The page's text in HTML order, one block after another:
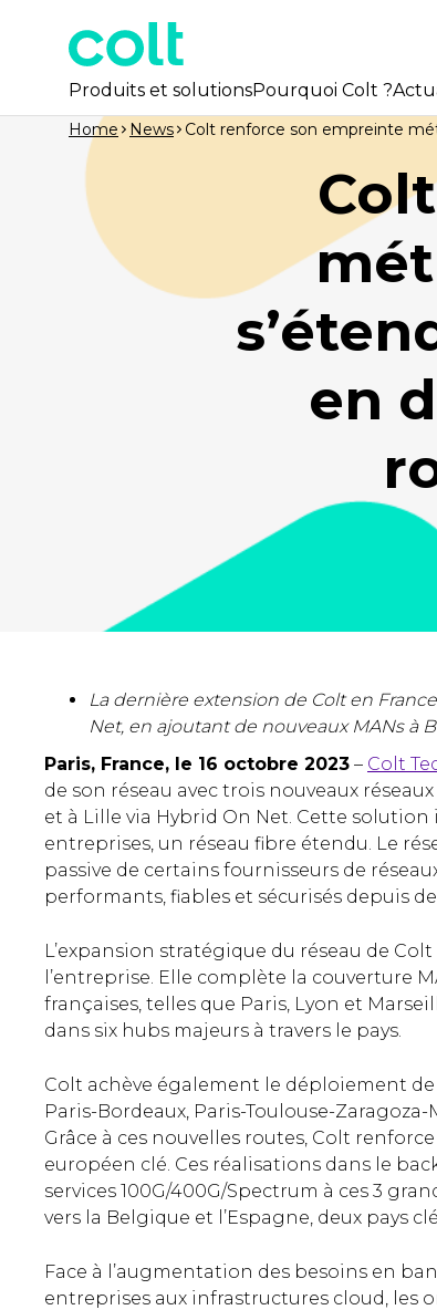
Produits et solutionsPourquoi Colt ?
en
Home News Colt renforce son empreinte
La dernière extension de Colt en
Net, en ajoutant de nouveaux MANs à
Paris, France, le 16 octobre 2023 – Colt
de son réseau avec trois nouveaux
et à Lille via Hybrid On Net. Cette
entreprises, un réseau fibre étendu. Le
passive de certains fournisseurs de
performants, fiables et sécurisés depuis
L’expansion stratégique du réseau de
l’entreprise. Elle complète la couverture
françaises, telles que Paris, Lyon et
dans six hubs majeurs à travers le pays.
Colt achève également le déploiement
Paris-Bordeaux, Paris-Toulouse-
Grâce à ces nouvelles routes, Colt
européen clé. Ces réalisations dans le
services 100G/400G/Spectrum à ces 3
vers la Belgique et l’Espagne, deux pays
Face à l’augmentation des besoins en
entreprises aux infrastructures cloud, les